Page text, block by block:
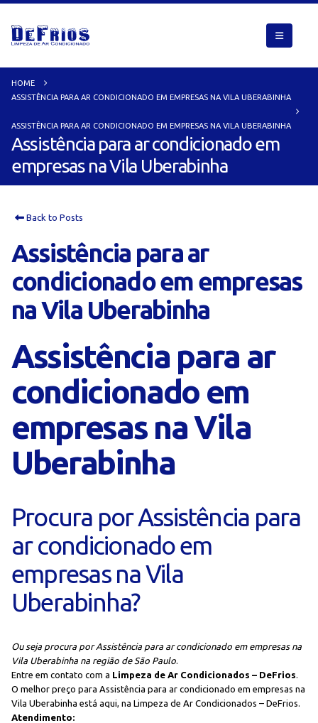
HOME
ASSISTÊNCIA PARA AR CONDICIONADO EM EMPRESAS NA VILA UBERABINHA
ASSISTÊNCIA PARA AR CONDICIONADO EM EMPRESAS NA VILA UBERABINHA
Assistência para ar condicionado em
empresas na Vila Uberabinha
Back to Posts
Assistência para ar
condicionado em empresas
na Vila Uberabinha
Assistência para ar
condicionado em
empresas na Vila
Uberabinha
Procura por Assistência para
ar condicionado em
empresas na Vila
Uberabinha?
Ou seja procura por Assistência para ar condicionado em empresas na
Vila Uberabinha na região de São Paulo.
Entre em contato com a Limpeza de Ar Condicionados – DeFrios.
O melhor preço para Assistência para ar condicionado em empresas na
Vila Uberabinha está aqui, na Limpeza de Ar Condicionados – DeFrios.
Atendimento: